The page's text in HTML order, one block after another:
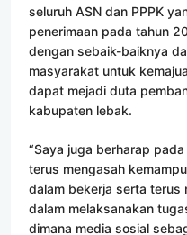
seluruh ASN dan PPPK
penerimaan pada tahun
dengan sebaik-baiknya
masyarakat untuk
dapat mejadi duta
kabupaten lebak.
“Saya juga berharap
terus mengasah
dalam bekerja serta terus
dalam melaksanakan
dimana media sosial